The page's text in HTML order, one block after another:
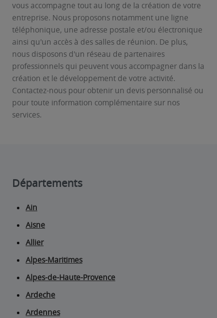
vous accompagne tout au long de la création de votre
entreprise. Nous proposons notamment une ligne
téléphonique, une adresse postale et/ou électronique
ainsi qu'un accès à des salles de réunion. De plus,
nous disposons d'un réseau de partenaires
professionnels qui peuvent vous accompagner dans la
création et le développement de votre activité.
Contactez-nous pour obtenir un devis personnalisé ou
pour toute information complémentaire sur nos
services.
Départements
Ain
Aisne
Allier
Alpes-Maritimes
Alpes-de-Haute-Provence
Ardeche
Ardennes